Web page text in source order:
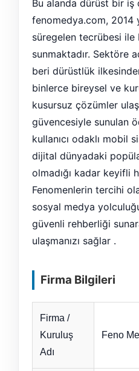
Bu alanda dürüst bir iş
fenomedya.com, 2014
süregelen tecrübesi
sunmaktadır. Sektöre
beri dürüstlük
binlerce bireysel ve
kusursuz çözümler
güvencesiyle sunulan
kullanıcı odaklı mobil
dijital dünyadaki
olmadığı kadar keyifli
Fenomenlerin tercihi
sosyal medya
güvenli rehberliği
ulaşmanızı sağlar .
Firma Bilgileri
Firma /
Kuruluş
Adı
Feno